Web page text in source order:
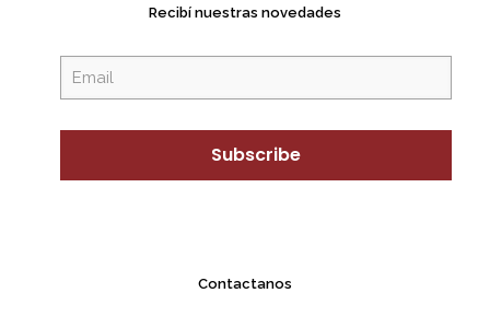
Recibí nuestras novedades
Contactanos